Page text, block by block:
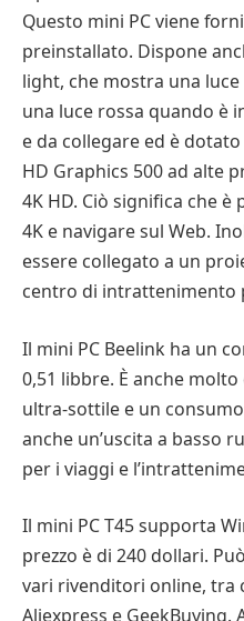
Questo mini PC viene
preinstallato. Dispone
light, che mostra una
una luce rossa quando è
e da collegare ed è
HD Graphics 500 ad alte
4K HD. Ciò significa che
4K e navigare sul Web.
essere collegato a un
centro di intrattenimento
Il mini PC Beelink ha un
0,51 libbre. È anche
ultra-sottile e un
anche un’uscita a basso
per i viaggi e
Il mini PC T45 supporta
prezzo è di 240 dollari.
vari rivenditori online, tra
Aliexpress e